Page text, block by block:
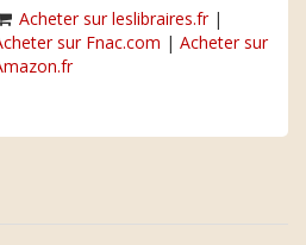
Acheter sur leslibraires.fr|
sur Fnac.com | Acheter sur